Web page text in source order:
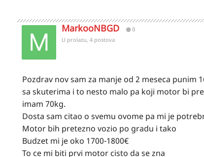
MarkooNBGD 0
U prolazu, 4 postova
Pozdrav nov sam za manje od 2 meseca punim
sa skuterima i to nesto malo pa koji motor bi
imam 70kg.
Dosta sam citao o svemu ovome pa mi je
Motor bih pretezno vozio po gradu i tako
Budzet mi je oko 1700-1800€
To ce mi biti prvi motor cisto da se zna